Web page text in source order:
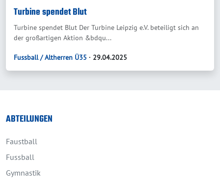
Turbine spendet Blut
Turbine spendet Blut Der Turbine Leipzig e.V. beteiligt sich an
der großartigen Aktion &bdqu...
Fussball / Altherren Ü35 ∙ 29.04.2025
ABTEILUNGEN
Faustball
Fussball
Gymnastik